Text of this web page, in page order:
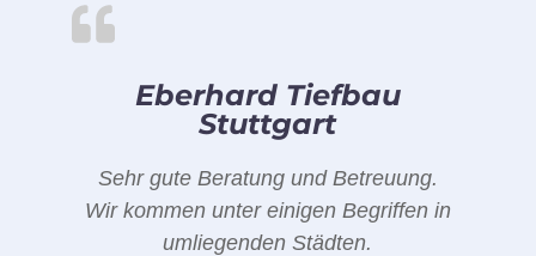
Eberhard Tiefbau
Stuttgart
Sehr gute Beratung und Betreuung.
Wir kommen unter einigen Begriffen in
umliegenden Städten.